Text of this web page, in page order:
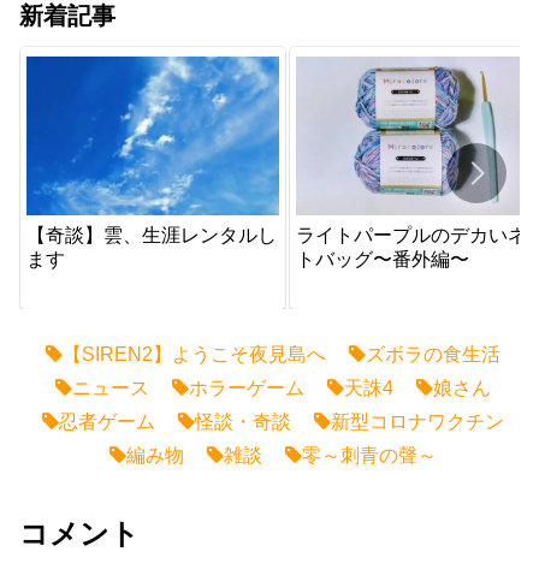
新着記事
【奇談】雲、生涯レンタルし
ます
ライトパープルのデカいネ
トバッグ〜番外編〜
【SIREN2】ようこそ夜見島へ
ズボラの食生活
ニュース
ホラーゲーム 天誅4
娘さん
忍者ゲーム
怪談・奇談
新型コロナワクチン
編み物
雑談 零～刺青の聲～
コメント